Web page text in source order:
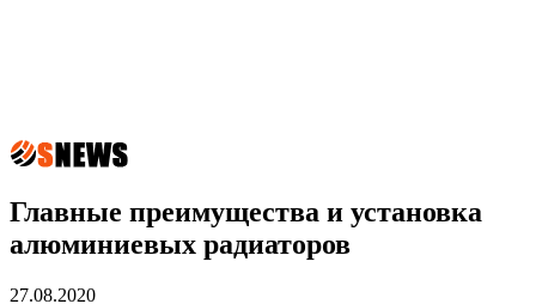
Главные преимущества и установка
алюминиевых радиаторов
27.08.2020